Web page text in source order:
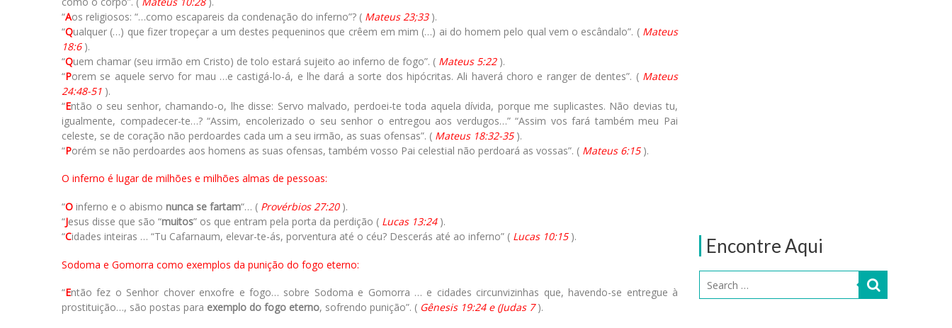
Encontre Aqui
“Aos religiosos: “…como escapareis da condenação do inferno”? ( Mateus 23;33).
“Qualquer (…) que fizer tropeçar a um destes pequeninos que crêem em mim (…) ai do homem pelo qual vem o escândalo”. ( Mateus
18:6).
“Quem chamar (seu irmão em Cristo) de tolo estará sujeito ao inferno de fogo”. ( Mateus 5:22).
“Porem se aquele servo for mau …e castigá-lo-á, e lhe dará a sorte dos hipócritas. Ali haverá choro e ranger de dentes”. ( Mateus
24:48-51 ).
“Então o seu senhor, chamando-o, lhe disse: Servo malvado, perdoei-te toda aquela dívida, porque me suplicastes. Não devias tu,
igualmente, compadecer-te…? “Assim, encolerizado o seu senhor o entregou aos verdugos…” “Assim vos fará também meu Pai
celeste, se de coração não perdoardes cada um a seu irmão, as suas ofensas”. ( Mateus 18:32-35).
“Porém se não perdoardes aos homens as suas ofensas, também vosso Pai celestial não perdoará as vossas”. ( Mateus 6:15).
O inferno é lugar de milhões e milhões almas de pessoas:
“O inferno e o abismo nunca se fartam“… ( Provérbios 27:20).
“Jesus disse que são “muitos” os que entram pela porta da perdição ( Lucas 13:24).
“Cidades inteiras … “Tu Cafarnaum, elevar-te-ás, porventura até o céu? Descerás até ao inferno” ( Lucas 10:15).
Sodoma e Gomorra como exemplos da punição do fogo eterno:
“Então fez o Senhor chover enxofre e fogo… sobre Sodoma e Gomorra … e cidades circunvizinhas que, havendo-se entregue à
prostituição…, são postas para exemplo do fogo eterno, sofrendo punição”. ( Gênesis 19:24 e (Judas 7).